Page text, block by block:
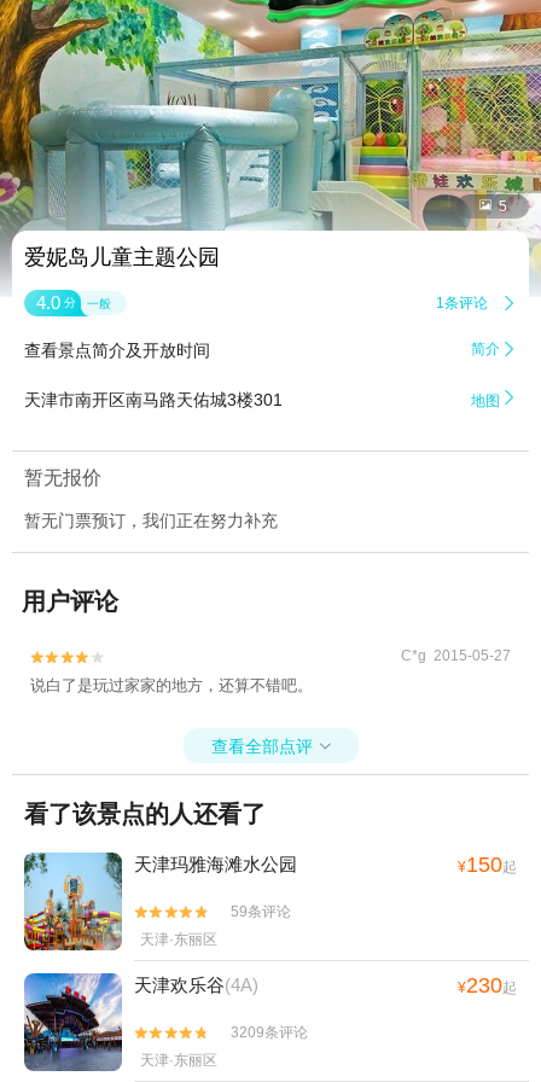
 5
爱妮岛儿童主题公园
4.0 分 一般 1条评论 
查看景点简介及开放时间 简介 
天津市南开区南马路天佑城3楼301 地图 
暂无报价
暂无门票预订，我们正在努力补充
用户评论

 C*g 2015-05-27
说白了是玩过家家的地方，还算不错吧。
查看全部点评 
看了该景点的人还看了
天津玛雅海滩水公园 ¥150起


59条评论
天津·东丽区
天津欢乐谷(4A) ¥230起


3209条评论
天津·东丽区
